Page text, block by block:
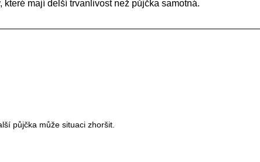
mají delší trvanlivost než půjčka samotná.
půjčka může situaci zhoršit.